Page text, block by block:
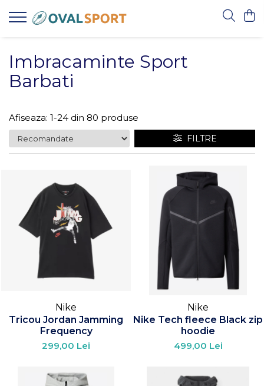
Imbracaminte
Incaltaminte
Imbracaminte
Incaltaminte
Imbracaminte Sport
Barbati
Afiseaza: 1-24 din 80 produse
FILTRE
Nike
Tricou Jordan Jamming
Frequency
299,00 Lei
Nike
Nike Tech fleece Black zip
hoodie
499,00 Lei